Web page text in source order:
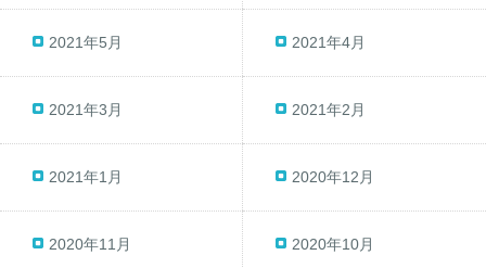
2021年5月 2021年4月
2021年3月 2021年2月
2021年1月 2020年12月
2020年11月 2020年10月